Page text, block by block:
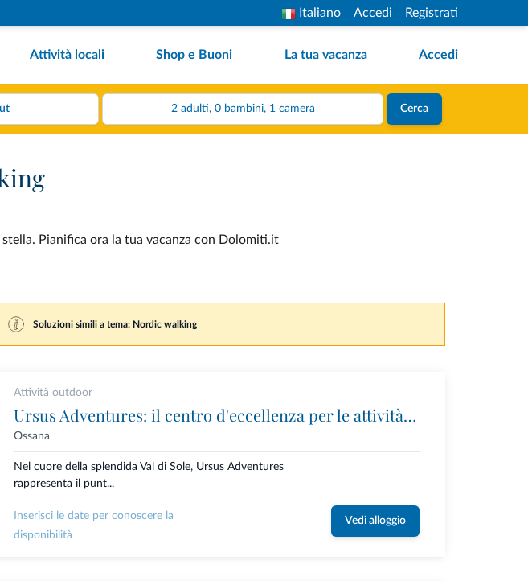
Italiano Accedi Registrati
Attività locali Shop e Buoni La tua vacanza Accedi
2 adulti, 0 bambini, 1 camera Cerca
Pianifica ora la tua vacanza con Dolomiti.it
Soluzioni simili a tema: Nordic walking
Attività outdoor
Ursus Adventures: il centro d'eccellenza per le attività outdoor premium in Trentino
Ossana
Nel cuore della splendida Val di Sole, Ursus Adventures
rappresenta il punt...
Inserisci le date per conoscere la
disponibilità
Vedi alloggio